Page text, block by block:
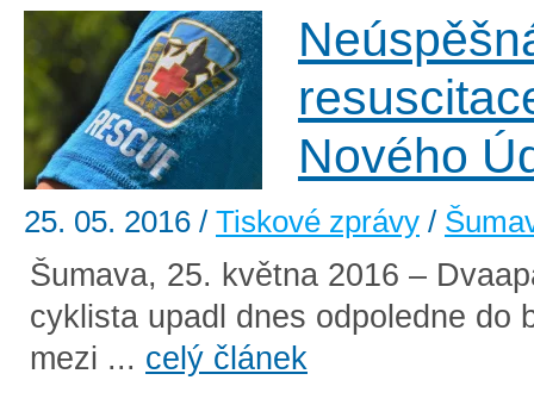
Nového
25. 05. 2016 / Tiskové zprávy /
Šumava, 25. května 2016 –
cyklista upadl dnes odpoledne do
mezi ... celý článek